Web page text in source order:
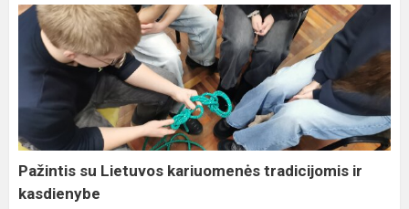
Pažintis
Lietuvos
kariuomenės
tradicijomis
kasdienybe
Pažintis su Lietuvos kariuomenės tradicijomis ir
kasdienybe